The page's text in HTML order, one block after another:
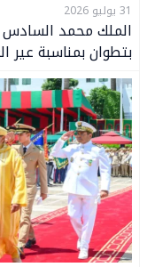
31 يوليو 2026
الملك محمد السادس
بتطوان بمناسبة عير